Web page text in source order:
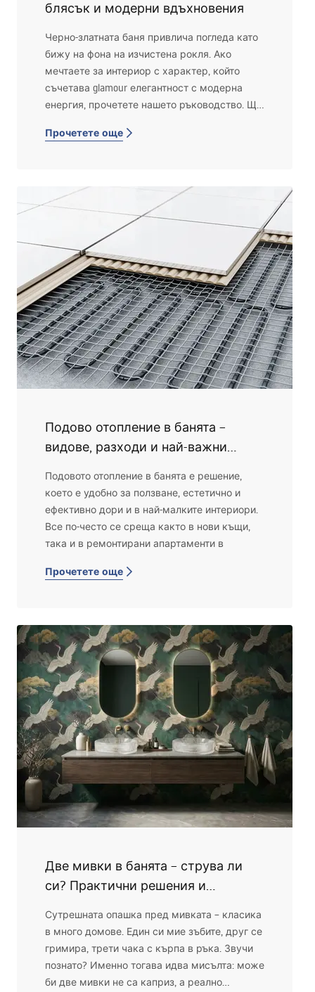
блясък и модерни вдъхновения
Черно-златната баня привлича погледа като
бижу на фона на изчистена рокля. Ако
мечтаете за интериор с характер, който
съчетава glamour елегантност с модерна
енергия, прочетете нашето ръководство. Ще
планирате такава аранжировка, как да
офертата на Łazienka Rea.
Прочетете още
Подово отопление в банята –
видове, разходи и най-важни
Подовото отопление в банята е решение,
което е удобно за ползване, естетично и
ефективно дори и в най-малките интериори.
Все по-често се среща както в нови къщи,
така и в ремонтирани апартаменти в
система за подово отопление може
Прочетете статията и ще научите какви са
видовете подово отопление, колко струва
монтажът му и как да го приложите
безопасно дори в душ зоната. Ще обясним
къде може да се полага подово отопление и
кои места изискват специално внимание. Ще
разсеем и най-честите съмнения,
благодарение на което по-лесно ще вземете
правилното решение.
Прочетете още
Две мивки в банята – струва ли
си? Практични решения и
Сутрешната опашка пред мивката – класика
в много домове. Един си мие зъбите, друг се
гримира, трети чака с кърпа в ръка. Звучи
познато? Именно тогава идва мисълта: може
би две мивки не са каприз, а реално